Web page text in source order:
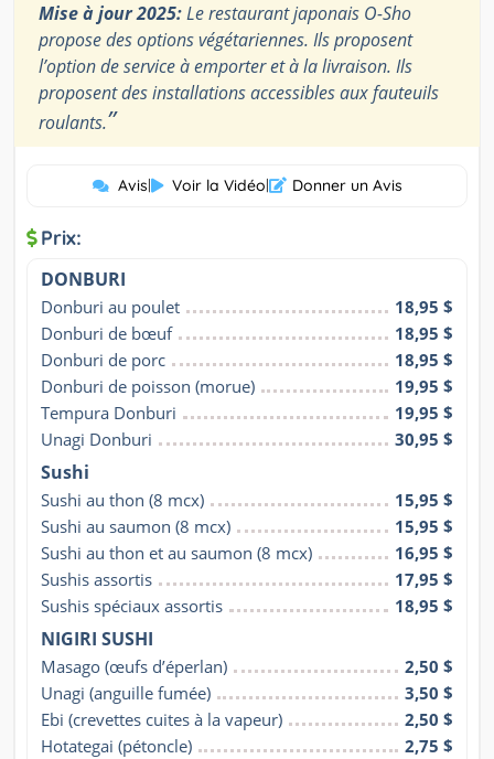
Mise à jour 2025:Le restaurant japonais O-Sho
propose des options végétariennes. Ils proposent
l’option de service à emporter et à la livraison. Ils
proposent des installations accessibles aux fauteuils
roulants.”
Avis| Voir la Vidéo| Donner un Avis
Prix:
DONBURI
Donburi au poulet
18,95 $
Donburi de bœuf
18,95 $
Donburi de porc
18,95 $
Donburi de poisson (morue)
19,95 $
Tempura Donburi
19,95 $
Unagi Donburi
30,95 $
Sushi
Sushi au thon (8 mcx)
15,95 $
Sushi au saumon (8 mcx)
15,95 $
Sushi au thon et au saumon (8 mcx)
16,95 $
Sushis assortis
17,95 $
Sushis spéciaux assortis
18,95 $
NIGIRI SUSHI
Masago (œufs d’éperlan)
2,50 $
Unagi (anguille fumée)
3,50 $
Ebi (crevettes cuites à la vapeur)
2,50 $
Hotategai (pétoncle)
2,75 $